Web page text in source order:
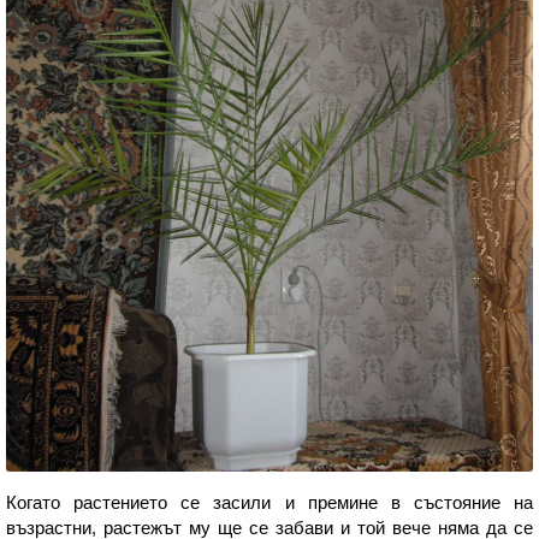
Когато растението се засили и премине в състояние на
възрастни, растежът му ще се забави и той вече няма да се